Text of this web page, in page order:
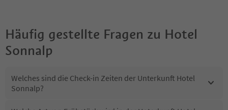
Häufig gestellte Fragen zu Hotel
Sonnalp
Welches sind die Check-in Zeiten der Unterkunft Hotel
Sonnalp?